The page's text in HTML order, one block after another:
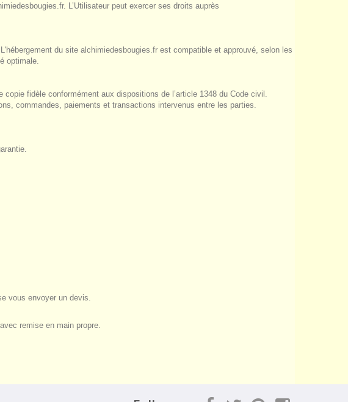
L’Utilisateur peut exercer ses droits auprès
du site alchimiedesbougies.fr est compatible et approuvé, selon les
optimale.
fidèle conformément aux dispositions de l’article 1348 du Code civil.
commandes, paiements et transactions intervenus entre les parties.
vous envoyer un devis.
remise en main propre.